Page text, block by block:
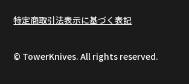
© TowerKnives. All rights reserved.
特定商取引法表示に基づく表記